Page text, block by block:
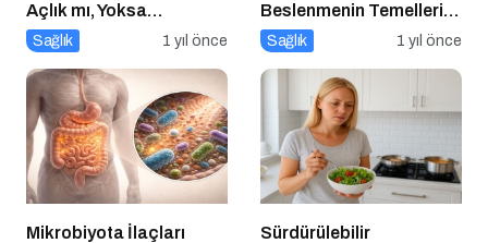
Açlık mı, Yoksa
Duygusal İhtiyaçlar mı?
Sağlık 1 yıl önce
Beslenmenin Temelleri:
Okul Öncesi Dönemde
Sağlık 1 yıl önce
Mikrobiyota İlaçları
Sürdürülebilir